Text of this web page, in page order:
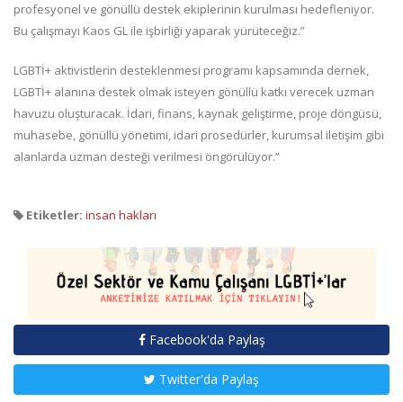
profesyonel ve gönüllü destek ekiplerinin kurulması hedefleniyor.
Bu çalışmayı Kaos GL ile işbirliği yaparak yürüteceğiz.”
LGBTİ+ aktivistlerin desteklenmesi programı kapsamında dernek,
LGBTİ+ alanına destek olmak isteyen gönüllü katkı verecek uzman
havuzu oluşturacak. İdari, finans, kaynak geliştirme, proje döngüsü,
muhasebe, gönüllü yönetimi, idari prosedürler, kurumsal iletişim gibi
alanlarda uzman desteği verilmesi öngörülüyor.”
Etiketler: insan hakları
Facebook'da Paylaş
Twitter'da Paylaş